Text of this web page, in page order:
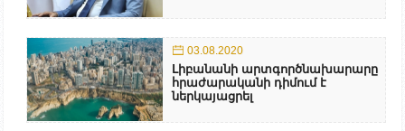
03.08.2020
Լիբանանի արտգործնախարարը
հրաժարականի դիմում է
ներկայացրել